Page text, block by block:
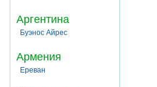
Аргентина
Буэнос Айрес
Армения
Ереван